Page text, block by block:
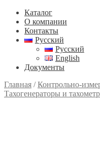
Каталог
О компании
Контакты
Русский
Русский
English
Документы
Главная /Контрольно-
Тахогенераторы и